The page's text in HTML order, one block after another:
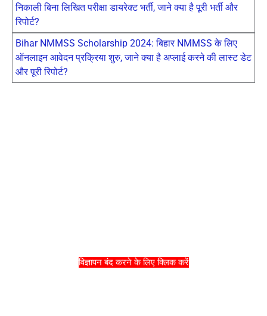
विज्ञापन बंद करने के लिए क्लिक करें
निकाली बिना लिखित परीक्षा डायरेक्ट भर्ती, जाने क्या है पूरी भर्ती और
रिपोर्ट?
Bihar NMMSS Scholarship 2024: बिहार NMMSS के लिए
ऑनलाइन आवेदन प्रक्रिया शुरु, जाने क्या है अप्लाई करने की लास्ट डेट
और पूरी रिपोर्ट?